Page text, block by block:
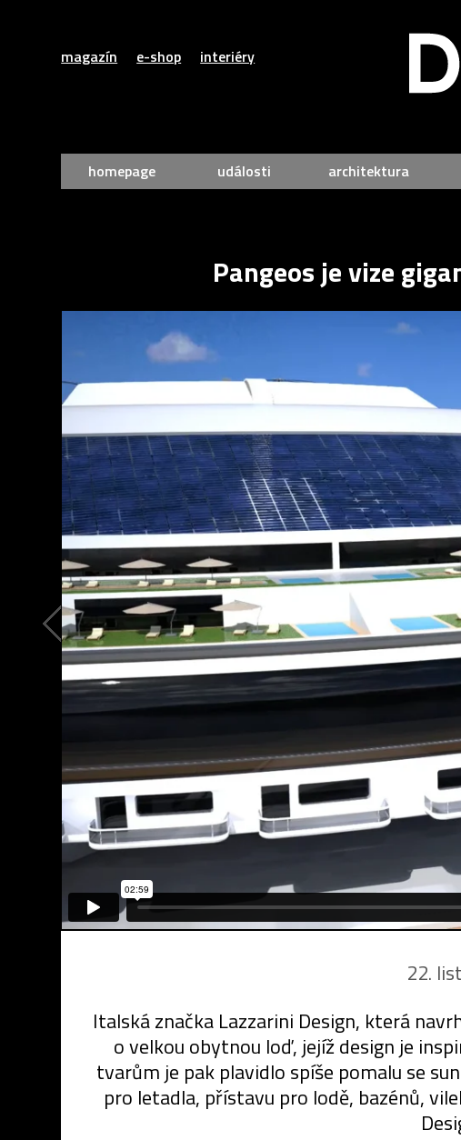
magazín e-shop interiéry
homepage události architektura
Pangeos je vize
22.
Italská značka Lazzarini Design, která
o velkou obytnou loď, jejíž design je
tvarům je pak plavidlo spíše pomalu se
pro letadla, přístavu pro lodě, bazénů,